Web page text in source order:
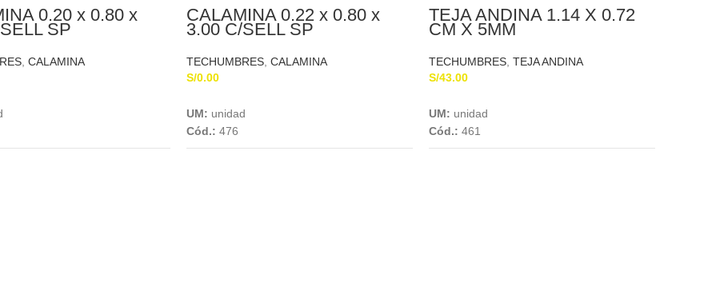
0.20 x 0.80 x
SP
CALAMINA
CALAMINA 0.22 x 0.80 x
3.00 C/SELL SP
TECHUMBRES CALAMINA
S/0.00
UM: unidad
Cód.: 476
TEJA ANDINA 1.14 X 0.72
CM X 5MM
TECHUMBRES TEJA ANDINA
S/43.00
UM: unidad
Cód.: 461